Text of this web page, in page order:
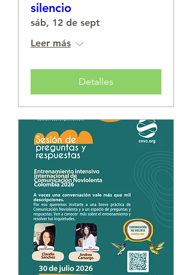
silencio
sáb, 12 de sept
Leer más
Detalles